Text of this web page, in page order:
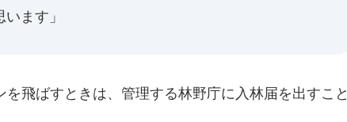
ます」
飛ばすときは、管理する林野庁に入林届を出すこと